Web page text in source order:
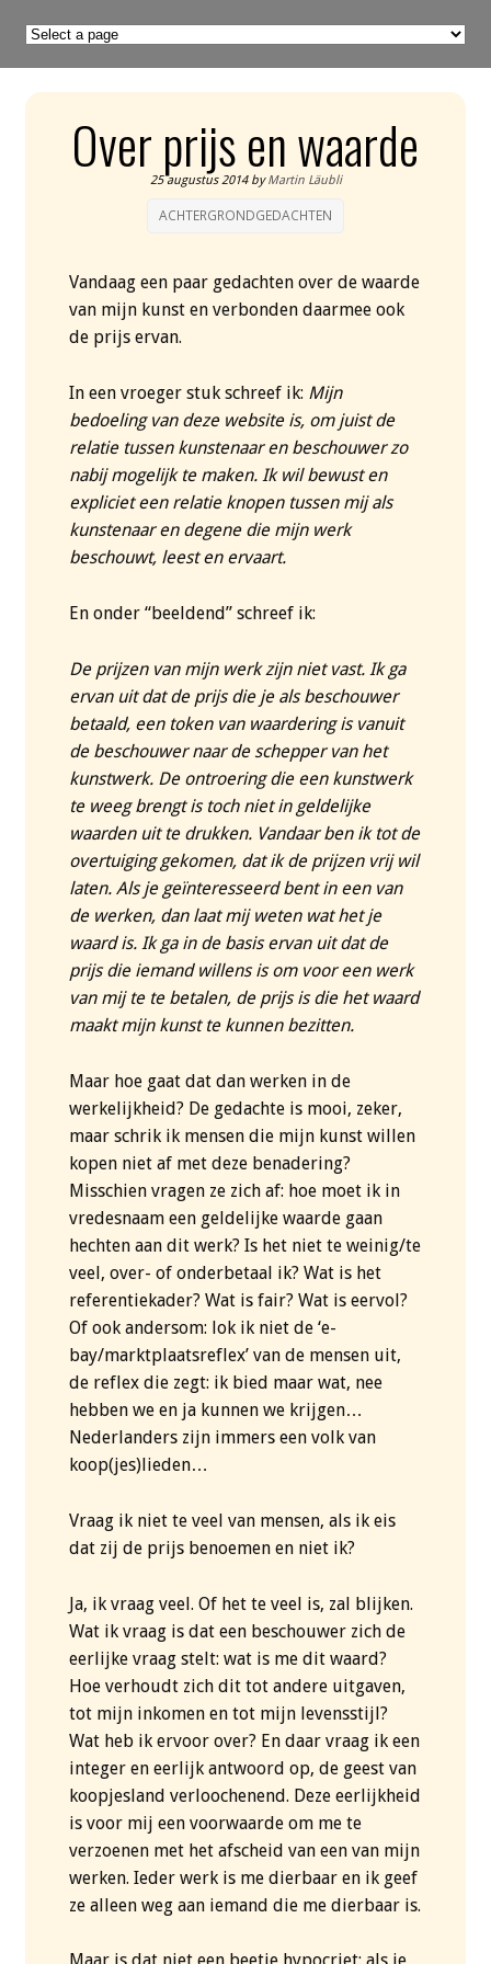
Over prijs en waarde
25 augustus 2014byMartin Läubli
ACHTERGRONDGEDACHTEN
Vandaag een paar gedachten over de waarde
van mijn kunst en verbonden daarmee ook
de prijs ervan.
In een vroeger stuk schreef ik: Mijn
bedoeling van deze website is, om juist de
relatie tussen kunstenaar en beschouwer zo
nabij mogelijk te maken. Ik wil bewust en
expliciet een relatie knopen tussen mij als
kunstenaar en degene die mijn werk
beschouwt, leest en ervaart.
En onder “beeldend” schreef ik:
De prijzen van mijn werk zijn niet vast. Ik ga
ervan uit dat de prijs die je als beschouwer
betaald, een token van waardering is vanuit
de beschouwer naar de schepper van het
kunstwerk. De ontroering die een kunstwerk
te weeg brengt is toch niet in geldelijke
waarden uit te drukken. Vandaar ben ik tot de
overtuiging gekomen, dat ik de prijzen vrij wil
laten. Als je geïnteresseerd bent in een van
de werken, dan laat mij weten wat het je
waard is. Ik ga in de basis ervan uit dat de
prijs die iemand willens is om voor een werk
van mij te te betalen, de prijs is die het waard
maakt mijn kunst te kunnen bezitten.
Maar hoe gaat dat dan werken in de
werkelijkheid? De gedachte is mooi, zeker,
maar schrik ik mensen die mijn kunst willen
kopen niet af met deze benadering?
Misschien vragen ze zich af: hoe moet ik in
vredesnaam een geldelijke waarde gaan
hechten aan dit werk? Is het niet te weinig/te
veel, over- of onderbetaal ik? Wat is het
referentiekader? Wat is fair? Wat is eervol?
Of ook andersom: lok ik niet de ‘e-
bay/marktplaatsreflex’ van de mensen uit,
de reflex die zegt: ik bied maar wat, nee
hebben we en ja kunnen we krijgen…
Nederlanders zijn immers een volk van
koop(jes)lieden…
Vraag ik niet te veel van mensen, als ik eis
dat zij de prijs benoemen en niet ik?
Ja, ik vraag veel. Of het te veel is, zal blijken.
Wat ik vraag is dat een beschouwer zich de
eerlijke vraag stelt: wat is me dit waard?
Hoe verhoudt zich dit tot andere uitgaven,
tot mijn inkomen en tot mijn levensstijl?
Wat heb ik ervoor over? En daar vraag ik een
integer en eerlijk antwoord op, de geest van
koopjesland verloochenend. Deze eerlijkheid
is voor mij een voorwaarde om me te
verzoenen met het afscheid van een van mijn
werken. Ieder werk is me dierbaar en ik geef
ze alleen weg aan iemand die me dierbaar is.